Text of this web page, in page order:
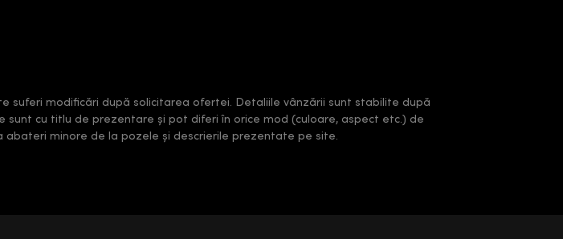
suferi modificări după solicitarea ofertei. Detaliile vânzării sunt stabilite după
cu titlu de prezentare și pot diferi în orice mod (culoare, aspect etc.) de
minore de la pozele și descrierile prezentate pe site.